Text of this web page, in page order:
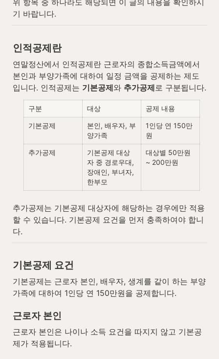
위 항목 중 하나라도 해당되면 이 글의 내용을 확인하시
기 바랍니다.
인적공제란
연말정산에서 인적공제란 근로자의 종합소득금액에서
본인과 부양가족에 대하여 일정 금액을 공제하는 제도
입니다. 인적공제는 기본공제와 추가공제 로 구분됩니다.
구분 대상 공제 내용
기본공제
본인, 배우자, 부
양가족
1인당 연 150만
원
추가공제
기본공제 대상
자 중 경로우대,
장애인, 부녀자,
한부모
대상별 50만원
~ 200만원
추가공제는 기본공제 대상자에 해당하는 경우에만 적용
할 수 있습니다. 기본공제 요건을 먼저 충족하여야 합니
다.
기본공제 요건
기본공제는 근로자 본인, 배우자, 생계를 같이 하는 부양
가족에 대하여 1인당 연 150만원을 공제합니다.
근로자 본인
근로자 본인은 나이나 소득 요건을 따지지 않고 기본공
제가 적용됩니다.